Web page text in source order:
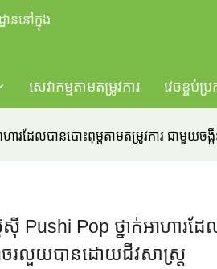
ាននៅក្នុង
សេវាកម្មតាមតម្រូវការ វេចខ្ចប់ប្
រដែលបានបោះពុម្ពតាមតម្រូវការ ជាមួយ
Pop ថ្នាក់អាហារដែ
រលួយបានដោយជីវសាស្រ្ត